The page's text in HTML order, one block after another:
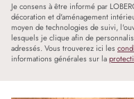
Je consens à être informé par
décoration et d'aménagement
moyen de technologies de suivi,
lesquels je clique afin de
adressés. Vous trouverez ici les
informations générales sur la